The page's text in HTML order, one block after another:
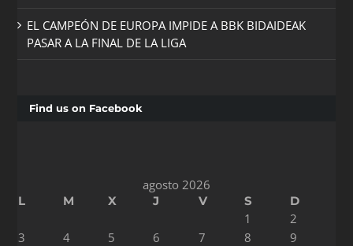
EL CAMPEÓN DE EUROPA IMPIDE A BBK BIDAIDEAK
PASAR A LA FINAL DE LA LIGA
Find us on Facebook
agosto 2026
L M X J V S D
1
2
3
4 5 6 7 8
9